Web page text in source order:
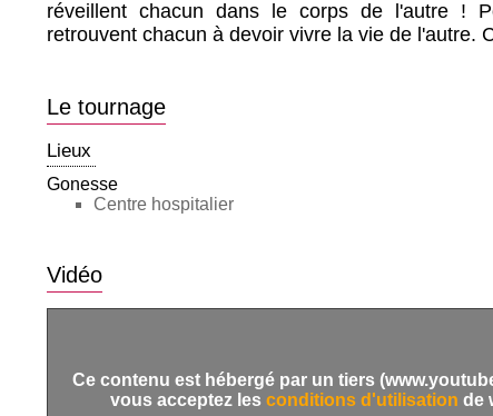
réveillent chacun dans le corps de l'autre !
retrouvent chacun à devoir vivre la vie de l'autre.
Le tournage
Lieux
Gonesse
Centre hospitalier
Vidéo
Ce contenu est hébergé par un tiers
vous acceptez les conditions d'utilisation de